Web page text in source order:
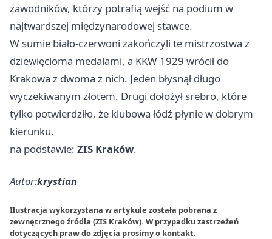
zawodników, którzy potrafią wejść na podium w
najtwardszej międzynarodowej stawce.
W sumie biało-czerwoni zakończyli te mistrzostwa z
dziewięcioma medalami, a KKW 1929 wrócił do
Krakowa z dwoma z nich. Jeden błysnął długo
wyczekiwanym złotem. Drugi dołożył srebro, które
tylko potwierdziło, że klubowa łódź płynie w dobrym
kierunku.
na podstawie: ZIS Kraków.
Autor:krystian
Ilustracja wykorzystana w artykule została pobrana z
zewnętrznego źródła (ZIS Kraków). W przypadku zastrzeżeń
dotyczących praw do zdjęcia prosimy o kontakt.